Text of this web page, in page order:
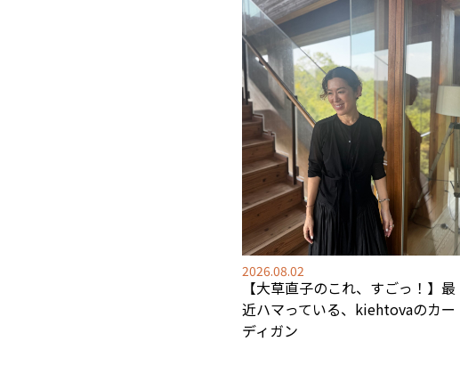
2026.08.02
【大草直子のこれ、すごっ！】最
近ハマっている、kiehtovaのカー
ディガン